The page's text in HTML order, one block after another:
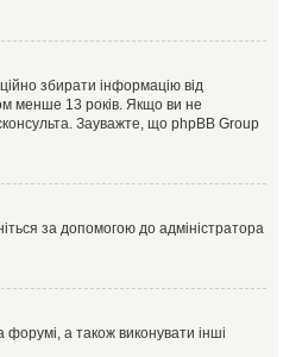
збирати інформацію від
менше 13 років. Якщо ви не
Зауважте, що phpBB Group
за допомогою до адміністратора
а також виконувати інші